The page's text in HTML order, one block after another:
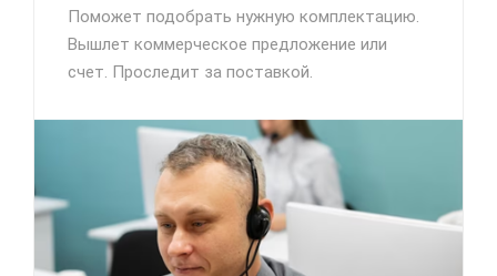
Поможет подобрать нужную комплектацию.
Вышлет коммерческое предложение или
счет. Проследит за поставкой.